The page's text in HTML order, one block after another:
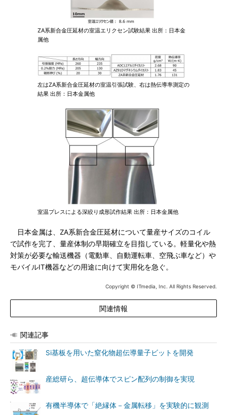
ZA系新合金圧延材の室温エリクセン試験結果 出所：日本金
属他
左はZA系新合金圧延材の室温引張試験、右は熱伝導率測定の
結果 出所：日本金属他
室温プレスによる深絞り成形試作結果 出所：日本金属他
日本金属は、ZA系新合金圧延材について量産サイズのコイル
で試作を完了、量産体制の早期確立を目指している。軽量化や熱
対策が必要な輸送機器（電動車、自動運転車、空飛ぶ車など）や
モバイルIT機器などの用途に向けて実用化を急ぐ。
Copyright © ITmedia, Inc. All Rights Reserved.
関連情報
関連記事
Si基板を用いた窒化物超伝導量子ビットを開発
産総研ら、超伝導体でスピン配列の制御を実現
有機半導体で「絶縁体－金属転移」を実験的に観測